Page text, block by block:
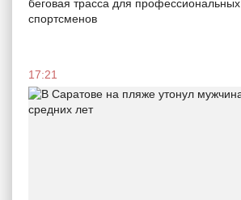
беговая трасса для профессиональных
спортсменов
17:21